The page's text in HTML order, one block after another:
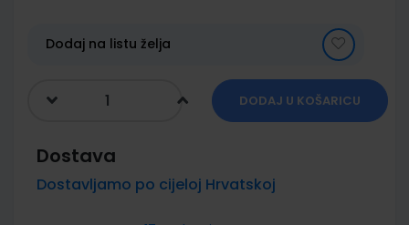
galleryDodaj na listu želja
DODAJ U KOŠARICU
Dostava
Dostavljamo po cijeloj Hrvatskoj